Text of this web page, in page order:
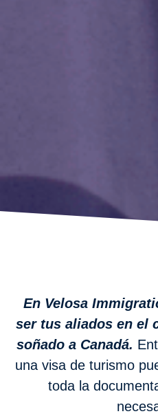
En Velosa
ser tus aliados en el
soñado a Canadá.
una visa de turismo
toda la